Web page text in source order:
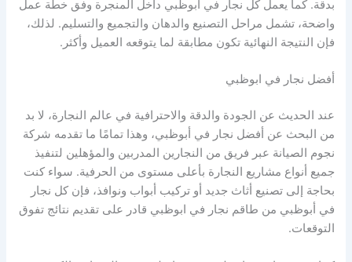
بدقة. كما يعمل كل نجار في أبوظبي داخل المنجرة وفق خطة عمل
واضحة، تشمل مراحل التصنيع والدهان والتجميع والتسليم. لذلك،
فإن النتيجة النهائية تكون مطابقة لما يتوقعه العميل وأكثر.
أفضل نجار في ابوظبي
عند الحديث عن الجودة والدقة والاحترافية في عالم النجارة، لا بد
من البحث عن أفضل نجار في أبوظبي، وهذا تمامًا ما تقدمه شركة
نجوم الصيانة عبر فريق من النجارين المدربين والمؤهلين لتنفيذ
جميع أنواع مشاريع النجارة بأعلى مستوى من الحرفية. سواء كنت
بحاجة إلى تصنيع أثاث جديد أو تركيب أبواب ونوافذ، فإن كل نجار
في أبوظبي من طاقم نجار في ابوظبي قادر على تقديم نتائج تفوق
التوقعات.